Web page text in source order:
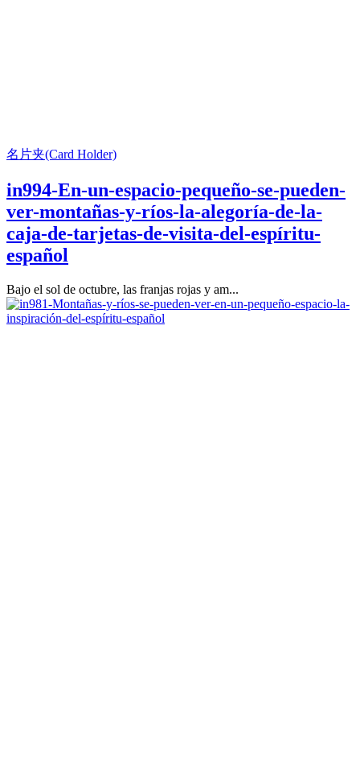
名片夹(Card Holder)
in994-En-un-espacio-pequeño-se-pueden-
ver-montañas-y-ríos-la-alegoría-de-la-
caja-de-tarjetas-de-visita-del-espíritu-
español
Bajo el sol de octubre, las franjas rojas y am...